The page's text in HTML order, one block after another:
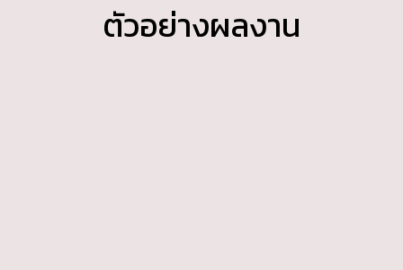
ตัวอย่างผลงาน